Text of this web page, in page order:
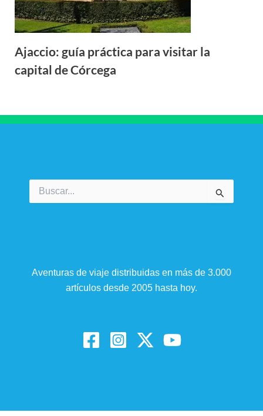
Ajaccio: guía práctica para visitar la
capital de Córcega
Buscar
por:
Aventuras de viaje distribuidas en más de 3.000
artículos desde 2005 hasta hoy.